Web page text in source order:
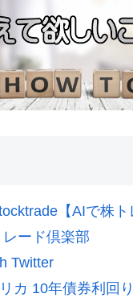
【AIで株ト
レード倶楽部
Twitter
カ 10年債券利回り